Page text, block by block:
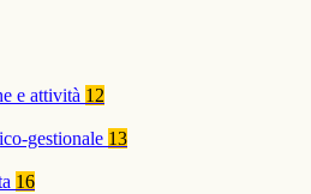
e attività 12
gestionale 13
16